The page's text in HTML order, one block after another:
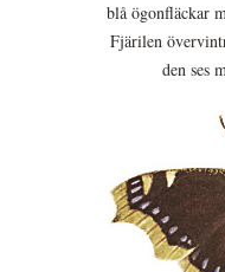
blå ögonfläckar
Fjärilen
den ses